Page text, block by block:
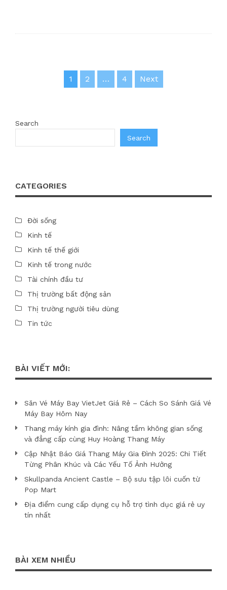
1 2 … 4 Next
Search
Search
CATEGORIES
Đời sống
Kinh tế
Kinh tế thế giới
Kinh tế trong nước
Tài chính đầu tư
Thị trường bất động sản
Thị trường người tiêu dùng
Tin tức
BÀI VIẾT MỚI:
Săn Vé Máy Bay VietJet Giá Rẻ – Cách So Sánh Giá Vé
Máy Bay Hôm Nay
Thang máy kính gia đình: Nâng tầm không gian sống
và đẳng cấp cùng Huy Hoàng Thang Máy
Cập Nhật Báo Giá Thang Máy Gia Đình 2025: Chi Tiết
Từng Phân Khúc và Các Yếu Tố Ảnh Hưởng
Skullpanda Ancient Castle – Bộ sưu tập lôi cuốn từ
Pop Mart
Địa điểm cung cấp dụng cụ hỗ trợ tình dục giá rẻ uy
tín nhất
BÀI XEM NHIỀU